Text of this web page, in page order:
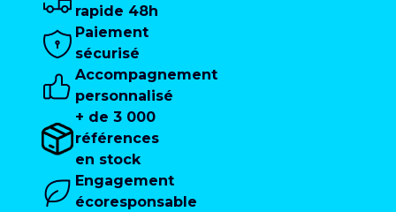
rapide 48h
Paiement
sécurisé
Accompagnement
personnalisé
+ de 3 000
références
en stock
Engagement
écoresponsable